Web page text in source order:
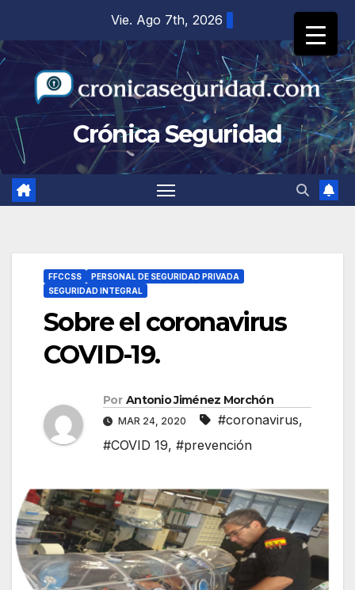
contenido
Vie. Ago 7th, 2026
Crónica Seguridad
FFCCSS
PERSONAL DE SEGURIDAD PRIVADA
SEGURIDAD INTEGRAL
Sobre el coronavirus
COVID-19.
Por Antonio Jiménez Morchón
MAR 24, 2020 #coronavirus,
#COVID 19, #prevención